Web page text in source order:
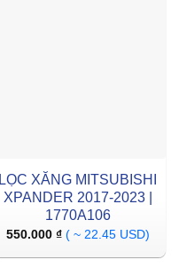
LỌC XĂNG MITSUBISHI
XPANDER 2017-2023 |
1770A106
550.000 ₫ ( ~ 22.45 USD)